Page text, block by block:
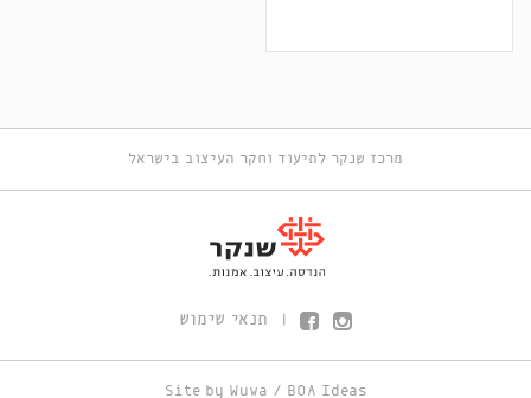
מרכז שנקר לתיעוד וחקר העיצוב בישראל
תנאי שימוש
Site by Wuwa / BOA Ideas